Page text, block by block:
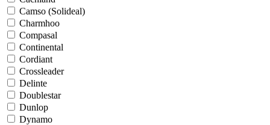
Camso (Solideal)
Charmhoo
Compasal
Continental
Cordiant
Crossleader
Delinte
Doublestar
Dunlop
Dynamo